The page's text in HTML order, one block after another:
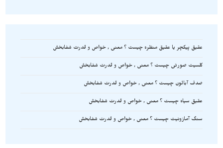
عقیق پیکچر یا عقیق منظره چیست ؟ معنی , خواص و قدرت شفابخش
کلسیت صورتی چیست ؟ معنی , خواص و قدرت شفابخش
صدف آبالون چیست ؟ معنی , خواص و قدرت شفابخش
عقیق سیاه چیست ؟ معنی , خواص و قدرت شفابخش
سنگ آمازونیت چیست ؟ معنی , خواص و قدرت شفابخش